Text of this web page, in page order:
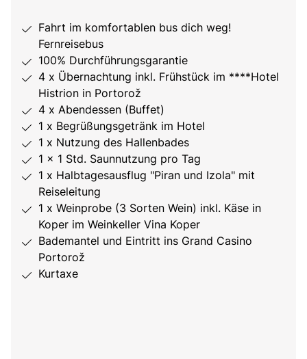
Fahrt im komfortablen bus dich weg!
Fernreisebus
100% Durchführungsgarantie
4 x Übernachtung inkl. Frühstück im ****Hotel
Histrion in Portorož
4 x Abendessen (Buffet)
1 x Begrüßungsgetränk im Hotel
1 x Nutzung des Hallenbades
1 x 1 Std. Saunnutzung pro Tag
1 x Halbtagesausflug "Piran und Izola" mit
Reiseleitung
1 x Weinprobe (3 Sorten Wein) inkl. Käse in
Koper im Weinkeller Vina Koper
Bademantel und Eintritt ins Grand Casino
Portorož
Kurtaxe